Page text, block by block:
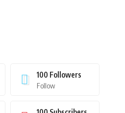
100 Followers
Follow